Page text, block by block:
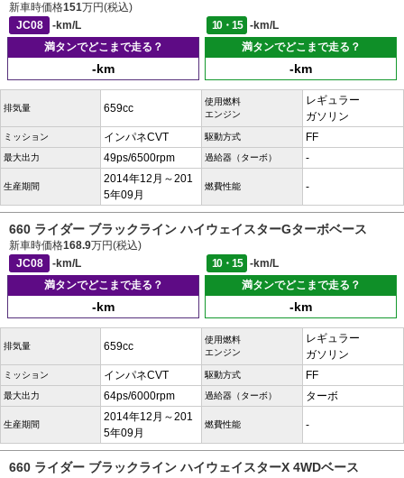
新車時価格151万円(税込)
JC08
-km/L 10・15
-km/L
満タンでどこまで走る？
-km
満タンでどこまで走る？
-km
排気量 659cc
使用燃料
エンジン
レギュラー
ガソリン
ミッション インパネCVT 駆動方式 FF
最大出力 49ps/6500rpm 過給器（ターボ） -
生産期間
2014年12月～201
5年09月
燃費性能 -
660 ライダー ブラックライン ハイウェイスターGターボベース
新車時価格168.9万円(税込)
JC08
-km/L 10・15
-km/L
満タンでどこまで走る？
-km
満タンでどこまで走る？
-km
排気量 659cc
使用燃料
エンジン
レギュラー
ガソリン
ミッション インパネCVT 駆動方式 FF
最大出力 64ps/6000rpm 過給器（ターボ） ターボ
生産期間
2014年12月～201
5年09月
燃費性能 -
660 ライダー ブラックライン ハイウェイスターX 4WDベース